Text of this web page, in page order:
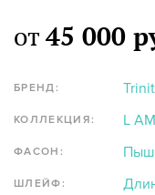
от 45 000
БРЕНД:
КОЛЛЕКЦИЯ: L
ФАСОН:
ШЛЕЙФ: